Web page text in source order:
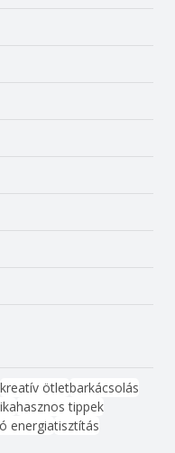
kreatív ötletbarkácsolás
hasznos tippek
energiatisztítás